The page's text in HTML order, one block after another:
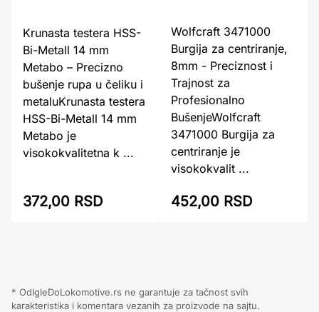
Krunasta testera HSS-
Bi-Metall 14 mm
Metabo – Precizno
bušenje rupa u čeliku i
metaluKrunasta testera
HSS-Bi-Metall 14 mm
Metabo je
visokokvalitetna k ...
372,00 RSD
Wolfcraft 3471000
Burgija za centriranje,
8mm - Preciznost i
Trajnost za
Profesionalno
BušenjeWolfcraft
3471000 Burgija za
centriranje je
visokokvalit ...
452,00 RSD
* OdIgleDoLokomotive.rs ne garantuje za tačnost svih
karakteristika i komentara vezanih za proizvode na sajtu.